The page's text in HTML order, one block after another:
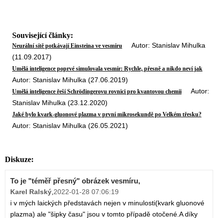
Související články:
Neurální sítě potkávají Einsteina ve vesmíru Autor: Stanislav Mihulka
(11.09.2017)
Umělá inteligence poprvé simulovala vesmír: Rychle, přesně a nikdo neví jak
Autor: Stanislav Mihulka (27.06.2019)
Umělá inteligence řeší Schrödingerovu rovnici pro kvantovou chemii Autor:
Stanislav Mihulka (23.12.2020)
Jaké bylo kvark-gluonové plazma v první mikrosekundě po Velkém třesku?
Autor: Stanislav Mihulka (26.05.2021)
Diskuze:
To je "téměř přesný" obrázek vesmíru,
Karel Ralský,2022-01-28 07:06:19
i v mých laických představách nejen v minulosti(kvark gluonové
plazma) ale "šipky času" jsou v tomto případě otočené.A díky